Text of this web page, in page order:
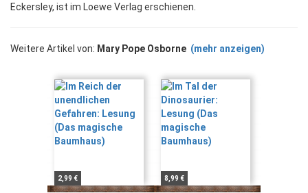
Eckersley, ist im Loewe Verlag erschienen.
Weitere Artikel von: Mary Pope Osborne (mehr anzeigen)
2,99 € 8,99 €